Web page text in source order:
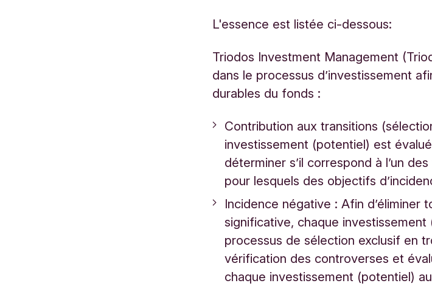
L'essence est listée ci-dessous:
Triodos Investment Management
dans le processus d’investissement
durables du fonds :
Contribution aux transitions
investissement (potentiel) est
déterminer s’il correspond à l’un
pour lesquels des objectifs
Incidence négative : Afin d’éliminer
significative, chaque investissement
processus de sélection exclusif en
vérification des controverses et
chaque investissement (potentiel)